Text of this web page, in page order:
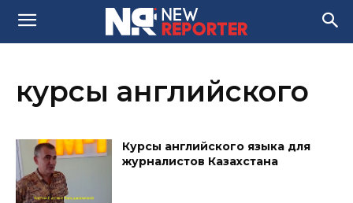
курсы английского
Курсы английского языка для
журналистов Казахстана